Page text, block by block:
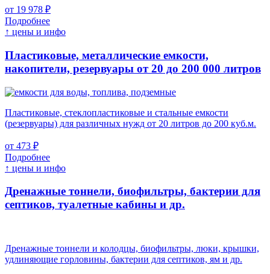
от 19 978 ₽
Подробнее
↑ цены и инфо
Пластиковые, металлические емкости,
накопители, резервуары от 20 до 200 000 литров
Пластиковые, стеклопластиковые и стальные емкости
(резервуары) для различных нужд от 20 литров до 200 куб.м.
от 473 ₽
Подробнее
↑ цены и инфо
Дренажные тоннели, биофильтры, бактерии для
септиков, туалетные кабины и др.
Дренажные тоннели и колодцы, биофильтры, люки, крышки,
удлиняющие горловины, бактерии для септиков, ям и др.